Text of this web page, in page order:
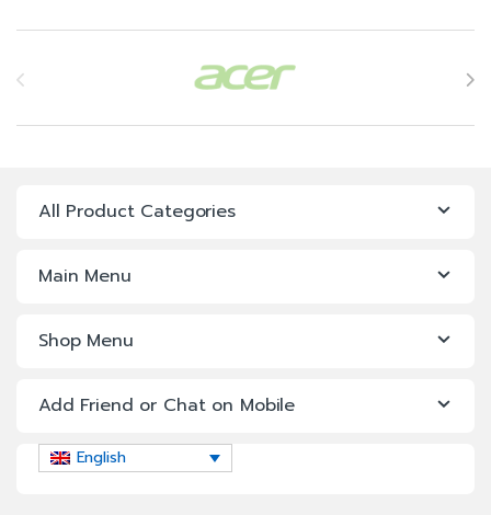
All Product Categories
Main Menu
Shop Menu
Add Friend or Chat on Mobile
English